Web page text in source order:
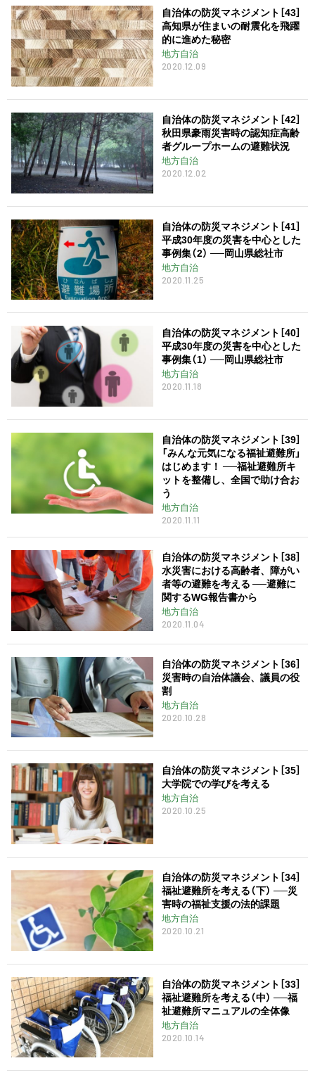
自治体の防災マネジメント［43］
高知県が住まいの耐震化を飛躍
的に進めた秘密
地方自治
2020.12.09
自治体の防災マネジメント［42］
秋田県豪雨災害時の認知症高齢
者グループホームの避難状況
地方自治
2020.12.02
自治体の防災マネジメント［41］
平成30年度の災害を中心とした
事例集（2） ──岡山県総社市
地方自治
2020.11.25
自治体の防災マネジメント［40］
平成30年度の災害を中心とした
事例集（1） ──岡山県総社市
地方自治
2020.11.18
自治体の防災マネジメント［39］
「みんな元気になる福祉避難所」
はじめます！ ──福祉避難所キ
ットを整備し、全国で助け合お
う
地方自治
2020.11.11
自治体の防災マネジメント［38］
水災害における高齢者、障がい
者等の避難を考える ──避難に
関するWG報告書から
地方自治
2020.11.04
自治体の防災マネジメント［36］
災害時の自治体議会、議員の役
割
地方自治
2020.10.28
自治体の防災マネジメント［35］
大学院での学びを考える
地方自治
2020.10.25
自治体の防災マネジメント［34］
福祉避難所を考える（下） ──災
害時の福祉支援の法的課題
地方自治
2020.10.21
自治体の防災マネジメント［33］
福祉避難所を考える（中） ──福
祉避難所マニュアルの全体像
地方自治
2020.10.14